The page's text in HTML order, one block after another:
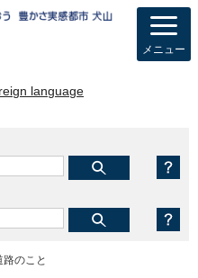
language
メニュー
路のこと